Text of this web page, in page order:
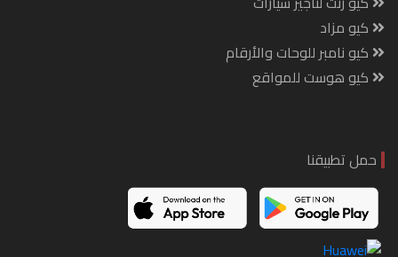
كيو مزاد
كيو نامبر للوحات والأرقام
كيو هوست للمواقع
حمل تطبيقنا